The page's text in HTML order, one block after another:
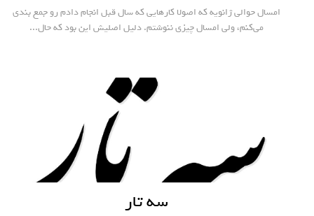
امسال حوالی ژانویه که اصولا کارهایی که سال قبل انجام دادم رو جمع بندی
می‌کنم، ولی امسال چیزی ننوشتم. دلیل اصلیش این بود که حال...
سه تار